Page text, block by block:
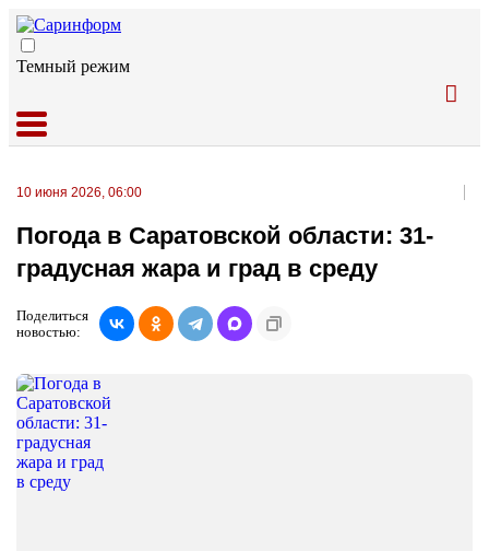
Темный режим
10 июня 2026, 06:00
Погода в Саратовской области: 31-
градусная жара и град в среду
Поделиться
новостью: